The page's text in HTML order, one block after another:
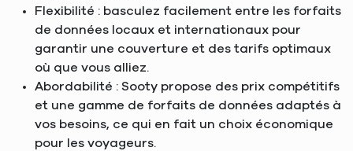
Flexibilité : basculez facilement entre les forfaits
de données locaux et internationaux pour
garantir une couverture et des tarifs optimaux
où que vous alliez.
Abordabilité : Sooty propose des prix compétitifs
et une gamme de forfaits de données adaptés à
vos besoins, ce qui en fait un choix économique
pour les voyageurs.